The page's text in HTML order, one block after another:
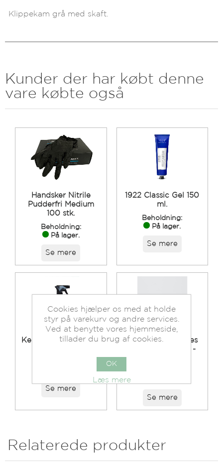
Klippekam grå med skaft.
Kunder der har købt denne
vare købte også
Handsker Nitrile
Pudderfri Medium
100 stk.
Beholdning:
På lager.
Se mere
1922 Classic Gel 150
ml.
Beholdning:
På lager.
Se mere
Keune Vandforstøver
Se mere
STYLE Good Fibes
(Shaping Fibres) -
Se mere
Relaterede produkter
Cookies hjælper os med at holde
styr på varekurv og andre services.
Ved at benytte vores hjemmeside,
tillader du brug af cookies.
OK
Læs mere